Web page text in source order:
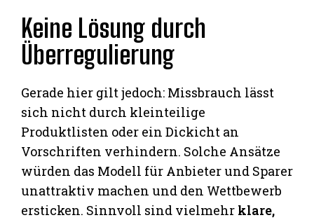
Keine Lösung durch
Überregulierung
Gerade hier gilt jedoch: Missbrauch lässt
sich nicht durch kleinteilige
Produktlisten oder ein Dickicht an
Vorschriften verhindern. Solche Ansätze
würden das Modell für Anbieter und Sparer
unattraktiv machen und den Wettbewerb
ersticken. Sinnvoll sind vielmehr klare,